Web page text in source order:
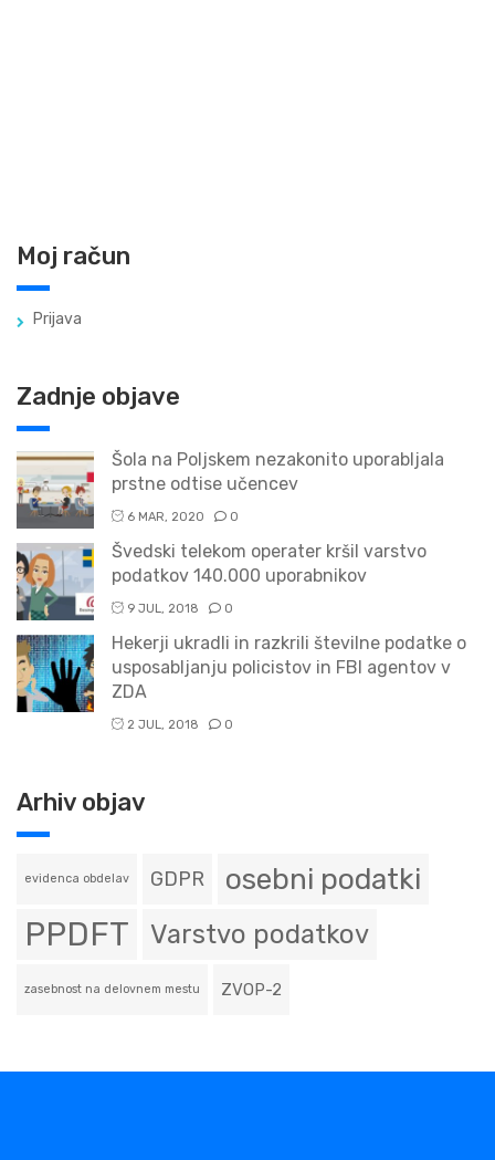
Moj račun
Prijava
Zadnje objave
Šola na Poljskem nezakonito uporabljala
prstne odtise učencev
6 MAR, 2020 0
Švedski telekom operater kršil varstvo
podatkov 140.000 uporabnikov
9 JUL, 2018 0
Hekerji ukradli in razkrili številne podatke o
usposabljanju policistov in FBI agentov v
ZDA
2 JUL, 2018 0
Arhiv objav
evidenca obdelav GDPR osebni podatki
PPDFT Varstvo podatkov
zasebnost na delovnem mestu ZVOP-2